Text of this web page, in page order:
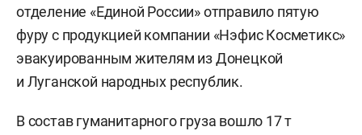
отделение «Единой России» отправило пятую
фуру с продукцией компании «Нэфис Косметикс»
эвакуированным жителям из Донецкой
и Луганской народных республик.
В состав гуманитарного груза вошло 17 т